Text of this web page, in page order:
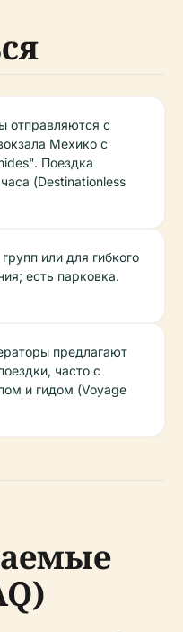
отправляются с
Мехико с
Поездка
(Destinationless
или для гибкого
есть парковка.
предлагают
часто с
и гидом (Voyage